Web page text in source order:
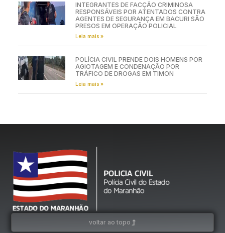
INTEGRANTES DE FACÇÃO CRIMINOSA
RESPONSÁVEIS POR ATENTADOS CONTRA
AGENTES DE SEGURANÇA EM BACURI SÃO
PRESOS EM OPERAÇÃO POLICIAL
Leia mais »
POLÍCIA CIVIL PRENDE DOIS HOMENS POR
AGIOTAGEM E CONDENAÇÃO POR
TRÁFICO DE DROGAS EM TIMON
Leia mais »
voltar ao topo